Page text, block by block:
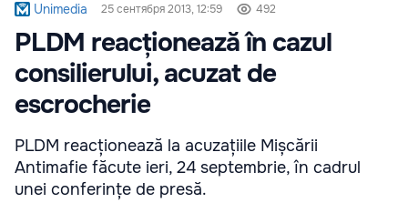
Unimedia 25 сентября 2013, 12:59 492
PLDM reacționează în cazul
consilierului, acuzat de
escrocherie
PLDM reacționează la acuzațiile Mișcării
Antimafie făcute ieri, 24 septembrie, în cadrul
unei conferințe de presă.